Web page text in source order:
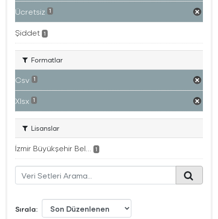
Ücretsiz 1
Şiddet 1
Formatlar
Csv 1
Xlsx 1
Lisanslar
İzmir Büyükşehir Bel... 1
Sırala